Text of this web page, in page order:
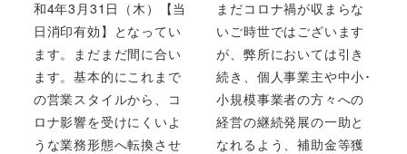
和4年3月31日（木）【当
日消印有効】となってい
ます。まだまだ間に合い
ます。基本的にこれまで
の営業スタイルから、コ
ロナ影響を受けにくいよ
うな業務形態へ転換させ
まだコロナ禍が収まらな
いご時世ではございます
が、弊所においては引き
続き、個人事業主や中小･
小規模事業者の方々への
経営の継続発展の一助と
なれるよう、補助金等獲